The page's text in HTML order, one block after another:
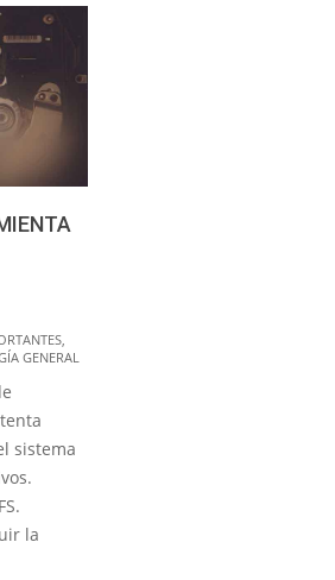
GENERAL
sistema
la